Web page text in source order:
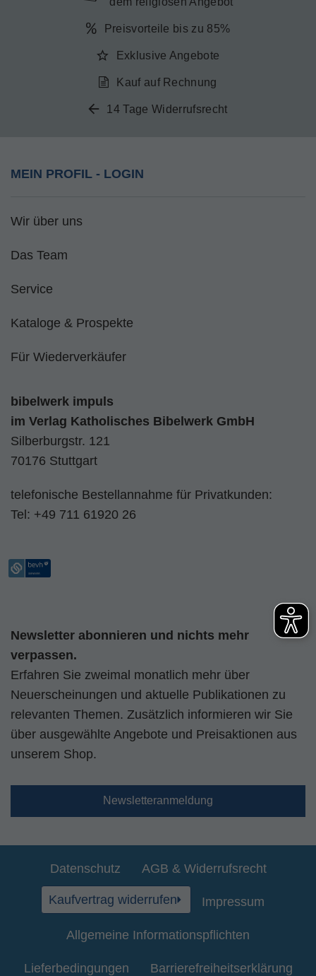
Preisvorteile bis zu 85%
Exklusive Angebote
Kauf auf Rechnung
14 Tage Widerrufsrecht
MEIN PROFIL - LOGIN
Wir über uns
Das Team
Service
Kataloge & Prospekte
Für Wiederverkäufer
bibelwerk impuls
im Verlag Katholisches Bibelwerk GmbH
Silberburgstr. 121
70176 Stuttgart
telefonische Bestellannahme für Privatkunden:
Tel: +49 711 61920 26
Newsletter abonnieren und nichts mehr
verpassen.
Erfahren Sie zweimal monatlich mehr über
Neuerscheinungen und aktuelle Publikationen zu
relevanten Themen. Zusätzlich informieren wir Sie
über ausgewählte Angebote und Preisaktionen aus
unserem Shop.
Newsletteranmeldung
Datenschutz AGB & Widerrufsrecht
Kaufvertrag widerrufen Impressum
Allgemeine Informationspflichten
Lieferbedingungen Barrierefreiheitserklärung